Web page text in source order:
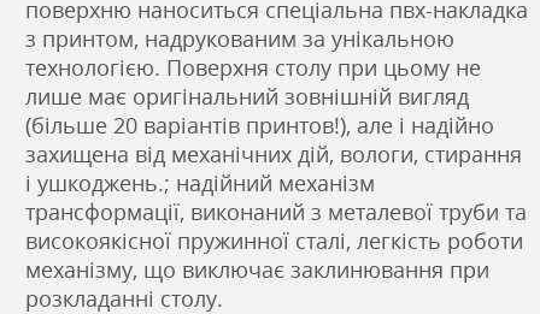
поверхню наноситься спеціальна пвх-накладка
з принтом, надрукованим за унікальною
технологією. Поверхня столу при цьому не
лише має оригінальний зовнішній вигляд
(більше 20 варіантів принтов!), але і надійно
захищена від механічних дій, вологи, стирання
і ушкоджень.; надійний механізм
трансформації, виконаний з металевої труби та
високоякісної пружинної сталі, легкість роботи
механізму, що виключає заклинювання при
розкладанні столу.